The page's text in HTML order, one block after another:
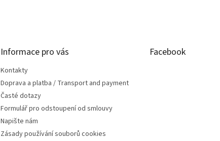
Informace pro vás
Kontakty
Doprava a platba / Transport and payment
Časté dotazy
Formulář pro odstoupení od smlouvy
Napište nám
Zásady používání souborů cookies
Facebook